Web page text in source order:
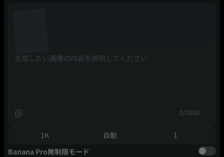
@ 0/2000
1K 自動
1
Banana Pro無制限モード